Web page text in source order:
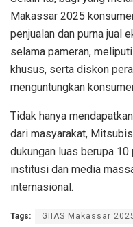
Makassar 2025
penjualan dan purna jual
selama pameran,
khusus, serta diskon
menguntungkan
Tidak hanya
dari masyarakat,
dukungan luas berupa
institusi dan media
internasional.
Tags: GIIAS Makassar